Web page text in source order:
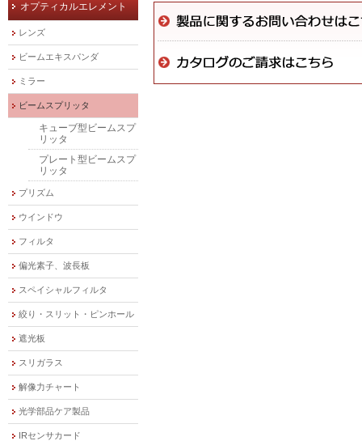
オプティカルエレメント
レンズ
ビームエキスパンダ
ミラー
ビームスプリッタ
キューブ型ビームスプ
リッタ
プレート型ビームスプ
リッタ
プリズム
ウインドウ
フィルタ
偏光素子、波長板
スペイシャルフィルタ
絞り・スリット・ピンホール
遮光板
スリガラス
解像力チャート
光学部品ケア製品
IRセンサカード